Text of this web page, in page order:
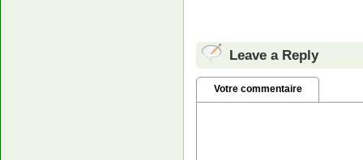
Leave a Reply
Votre commentaire